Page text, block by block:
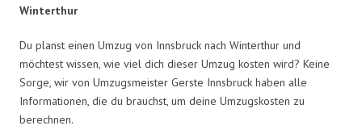
Winterthur
Du planst einen Umzug von Innsbruck nach Winterthur und
möchtest wissen, wie viel dich dieser Umzug kosten wird? Keine
Sorge, wir von Umzugsmeister Gerste Innsbruck haben alle
Informationen, die du brauchst, um deine Umzugskosten zu
berechnen.